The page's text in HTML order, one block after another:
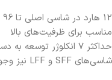
12 هارد در شاسی اصلی
تا 96 هارد
مناسب برای ظرفیت‌های بالا
حداکثر ۷ انکلوژر
شاسی‌های SFF و LFF نیز وجود دارد.